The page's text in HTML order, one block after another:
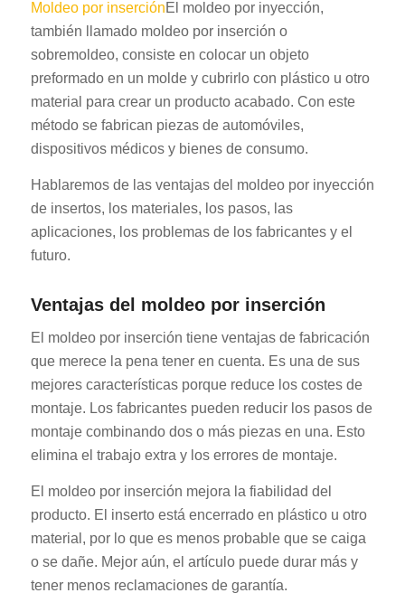
Moldeo por inserciónEl moldeo por inyección,
también llamado moldeo por inserción o
sobremoldeo, consiste en colocar un objeto
preformado en un molde y cubrirlo con plástico u otro
material para crear un producto acabado. Con este
método se fabrican piezas de automóviles,
dispositivos médicos y bienes de consumo.
Hablaremos de las ventajas del moldeo por inyección
de insertos, los materiales, los pasos, las
aplicaciones, los problemas de los fabricantes y el
futuro.
Ventajas del moldeo por inserción
El moldeo por inserción tiene ventajas de fabricación
que merece la pena tener en cuenta. Es una de sus
mejores características porque reduce los costes de
montaje. Los fabricantes pueden reducir los pasos de
montaje combinando dos o más piezas en una. Esto
elimina el trabajo extra y los errores de montaje.
El moldeo por inserción mejora la fiabilidad del
producto. El inserto está encerrado en plástico u otro
material, por lo que es menos probable que se caiga
o se dañe. Mejor aún, el artículo puede durar más y
tener menos reclamaciones de garantía.